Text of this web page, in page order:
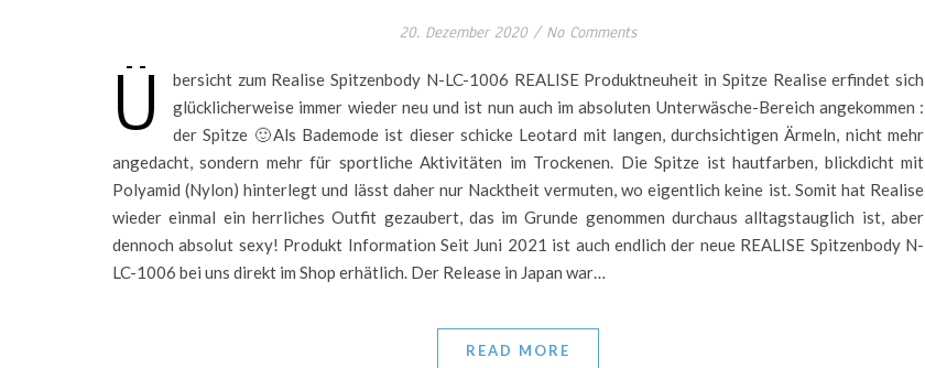
20. Dezember 2020 / No Comments
Ü
bersicht zum Realise Spitzenbody N-LC-1006 REALISE Produktneuheit in Spitze Realise erfindet sich
glücklicherweise immer wieder neu und ist nun auch im absoluten Unterwäsche-Bereich angekommen :
der Spitze 🙂Als Bademode ist dieser schicke Leotard mit langen, durchsichtigen Ärmeln, nicht mehr
angedacht, sondern mehr für sportliche Aktivitäten im Trockenen. Die Spitze ist hautfarben, blickdicht mit
Polyamid (Nylon) hinterlegt und lässt daher nur Nacktheit vermuten, wo eigentlich keine ist. Somit hat Realise
wieder einmal ein herrliches Outfit gezaubert, das im Grunde genommen durchaus alltagstauglich ist, aber
dennoch absolut sexy! Produkt Information Seit Juni 2021 ist auch endlich der neue REALISE Spitzenbody N-
LC-1006 bei uns direkt im Shop erhätlich. Der Release in Japan war…
READ MORE